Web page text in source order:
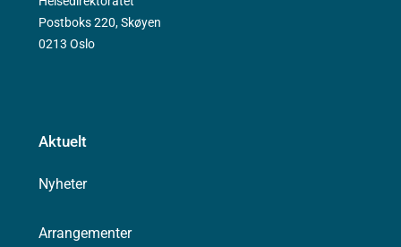
Postboks 220, Skøyen
0213 Oslo
Aktuelt
Nyheter
Arrangementer